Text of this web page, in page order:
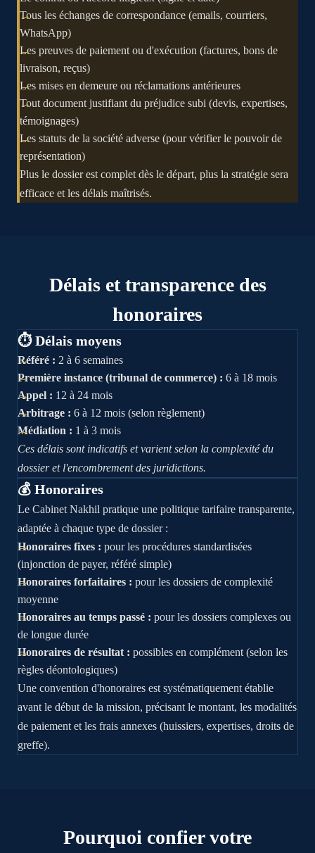
Tous les échanges de correspondance (emails, courriers,
WhatsApp)
Les preuves de paiement ou d'exécution (factures, bons de
livraison, reçus)
Les mises en demeure ou réclamations antérieures
Tout document justifiant du préjudice subi (devis, expertises,
témoignages)
Les statuts de la société adverse (pour vérifier le pouvoir de
représentation)
Plus le dossier est complet dès le départ, plus la stratégie sera
efficace et les délais maîtrisés.
Délais et transparence des
honoraires
⏱️ Délais moyens
Référé : 2 à 6 semaines
Première instance (tribunal de commerce) : 6 à 18 mois
Appel : 12 à 24 mois
Arbitrage : 6 à 12 mois (selon règlement)
Médiation : 1 à 3 mois
Ces délais sont indicatifs et varient selon la complexité du
dossier et l'encombrement des juridictions.
💰 Honoraires
Le Cabinet Nakhil pratique une politique tarifaire transparente,
adaptée à chaque type de dossier :
Honoraires fixes : pour les procédures standardisées
(injonction de payer, référé simple)
Honoraires forfaitaires : pour les dossiers de complexité
moyenne
Honoraires au temps passé : pour les dossiers complexes ou
de longue durée
Honoraires de résultat : possibles en complément (selon les
règles déontologiques)
Une convention d'honoraires est systématiquement établie
avant le début de la mission, précisant le montant, les modalités
de paiement et les frais annexes (huissiers, expertises, droits de
greffe).
Pourquoi confier votre